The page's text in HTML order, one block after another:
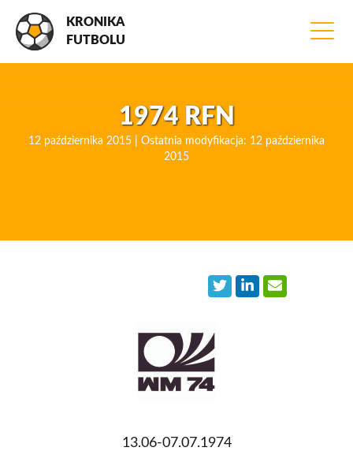
KRONIKA
FUTBOLU
1974 RFN
12 października 2015 | Ostatnia modyfikacja: 12 października
2015
13.06-07.07.1974